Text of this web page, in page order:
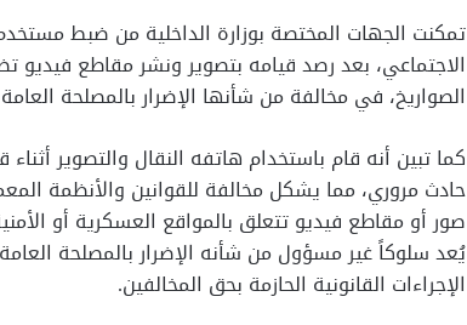
تمكنت الجهات المختصة بوزارة الداخلية من ضبط
الاجتماعي، بعد رصد قيامه بتصوير ونشر مقاطع فيديو
الصواريخ، في مخالفة من شأنها الإضرار بالمصلحة
كما تبين أنه قام باستخدام هاتفه النقال والتصوير
حادث مروري، مما يشكل مخالفة للقوانين والأنظمة
صور أو مقاطع فيديو تتعلق بالمواقع العسكرية أو
يُعد سلوكاً غير مسؤول من شأنه الإضرار بالمصلحة
الإجراءات القانونية الحازمة بحق المخالفين.